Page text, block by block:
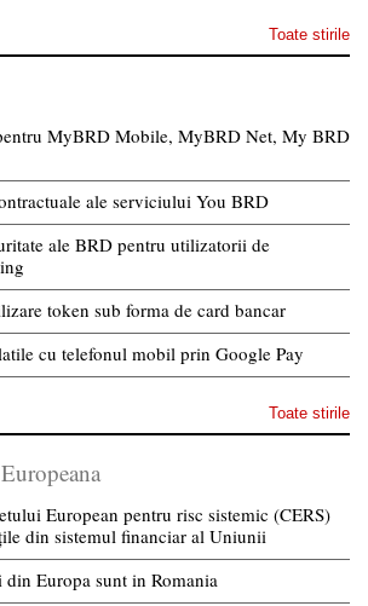
Toate stirile
MyBRD Mobile, MyBRD Net, My BRD
ale serviciului You BRD
ale BRD pentru utilizatorii de
token sub forma de card bancar
cu telefonul mobil prin Google Pay
Toate stirile
European pentru risc sistemic (CERS)
din sistemul financiar al Uniunii
Europa sunt in Romania